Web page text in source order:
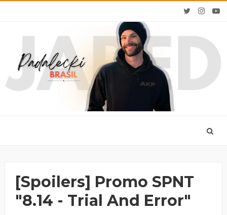
[Spoilers] Promo SPNT
"8.14 - Trial And Error"